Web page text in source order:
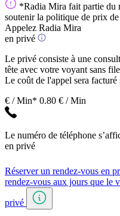
*Radia Mira fait partie du
soutenir la politique de prix
Appelez Radia Mira
en privé
Le privé consiste à une
tête avec votre voyant sans
Le coût de l'appel sera
€ / Min* 0.80 € / Min
Le numéro de téléphone
en privé
Réserver un rendez-vous en
rendez-vous aux jours que le
privé